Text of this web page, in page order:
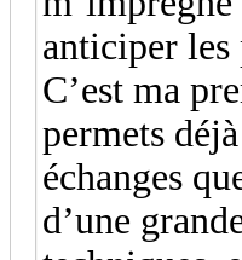
anticiper les
C’est ma
permets
échanges
d’une